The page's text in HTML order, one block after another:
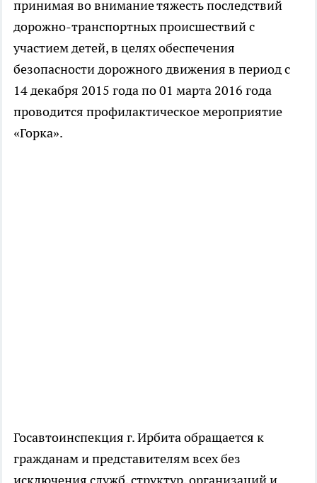
принимая во внимание тяжесть последствий
дорожно-транспортных происшествий с
участием детей, в целях обеспечения
безопасности дорожного движения в период с
14 декабря 2015 года по 01 марта 2016 года
проводится профилактическое мероприятие
«Горка».
Госавтоинспекция г. Ирбита обращается к
гражданам и представителям всех без
исключения служб, структур, организаций и